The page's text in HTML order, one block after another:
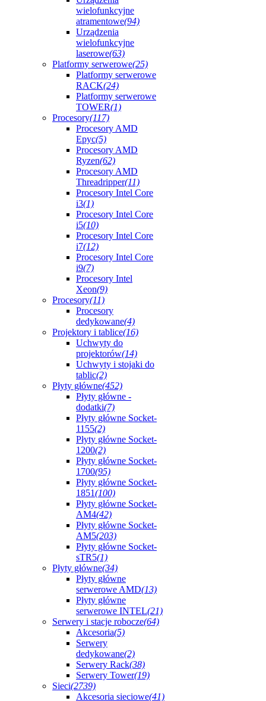
wielofunkcyjne
atramentowe(94)
Urządzenia
wielofunkcyjne
laserowe(63)
Platformy serwerowe(25)
Platformy serwerowe
RACK(24)
Platformy serwerowe
TOWER(1)
Procesory(117)
Procesory AMD
Epyc(5)
Procesory AMD
Ryzen(62)
Procesory AMD
Threadripper(11)
Procesory Intel Core
i3(1)
Procesory Intel Core
i5(10)
Procesory Intel Core
i7(12)
Procesory Intel Core
i9(7)
Procesory Intel
Xeon(9)
Procesory(11)
Procesory
dedykowane(4)
Projektory i tablice(16)
Uchwyty do
projektorów(14)
Uchwyty i stojaki do
tablic(2)
Płyty główne(452)
Płyty główne -
dodatki(7)
Płyty główne Socket-
1155(2)
Płyty główne Socket-
1200(2)
Płyty główne Socket-
1700(95)
Płyty główne Socket-
1851(100)
Płyty główne Socket-
AM4(42)
Płyty główne Socket-
AM5(203)
Płyty główne Socket-
sTR5(1)
Płyty główne(34)
Płyty główne
serwerowe AMD(13)
Płyty główne
serwerowe INTEL(21)
Serwery i stacje robocze(64)
Akcesoria(5)
Serwery
dedykowane(2)
Serwery Rack(38)
Serwery Tower(19)
Sieci(2739)
Akcesoria sieciowe(41)